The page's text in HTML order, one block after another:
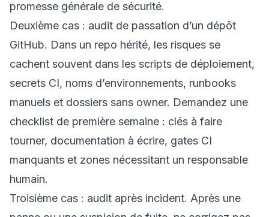
promesse générale de sécurité.
Deuxième cas : audit de passation d’un dépôt
GitHub. Dans un repo hérité, les risques se
cachent souvent dans les scripts de déploiement,
secrets CI, noms d’environnements, runbooks
manuels et dossiers sans owner. Demandez une
checklist de première semaine : clés à faire
tourner, documentation à écrire, gates CI
manquants et zones nécessitant un responsable
humain.
Troisième cas : audit après incident. Après une